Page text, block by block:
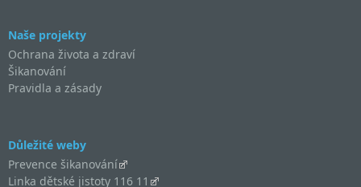
Naše projekty
Ochrana života a zdraví
Šikanování
Pravidla a zásady
Důležité weby
Prevence šikanování
Linka dětské jistoty 116 11